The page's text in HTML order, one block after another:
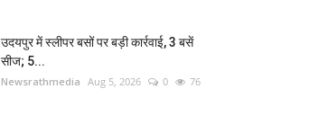
उदयपुर में स्लीपर बसों पर बड़ी कार्रवाई, 3 बसें
सीज; 5...
Newsrathmedia Aug 5, 2026 0 76